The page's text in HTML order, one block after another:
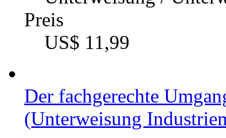
Preis
US$ 11,99
Der fachgerechte
(Unterweisung